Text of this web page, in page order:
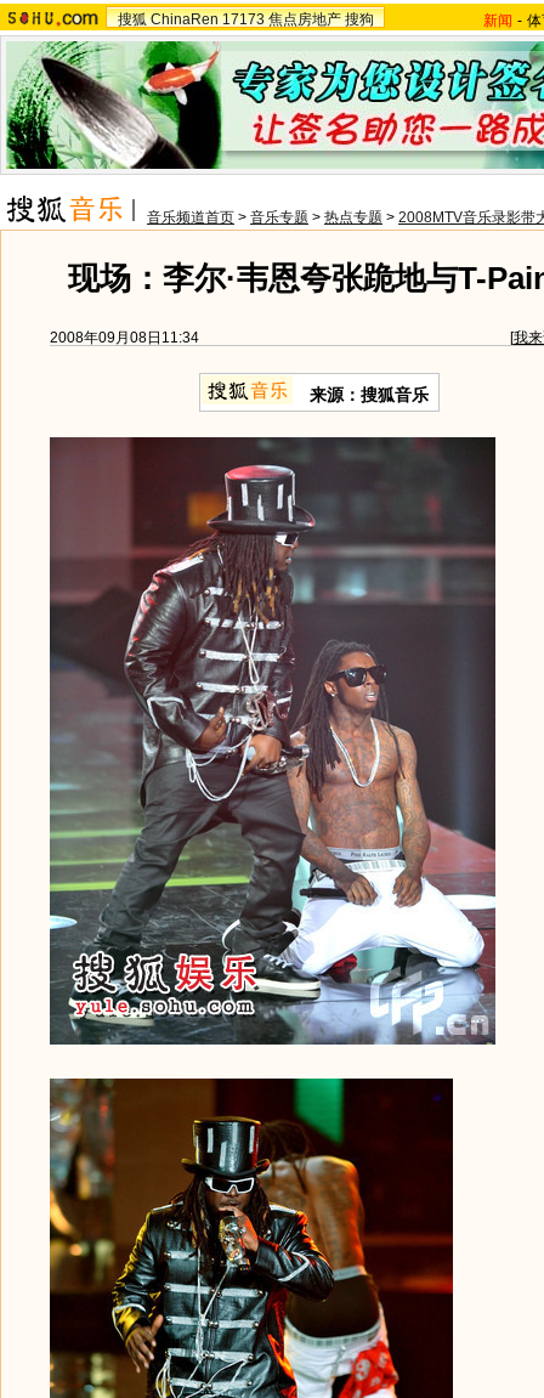
搜狐 ChinaRen 17173 焦点房地产 搜狗 新闻 -
音乐频道首页 > 音乐专题 > 热点专题 > 2008MTV音乐录影带
现场：李尔·韦恩夸张跪地与T-
2008年09月08日11:34 [我
来源：搜狐音乐